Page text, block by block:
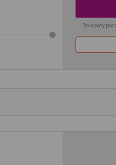
Do opłaty